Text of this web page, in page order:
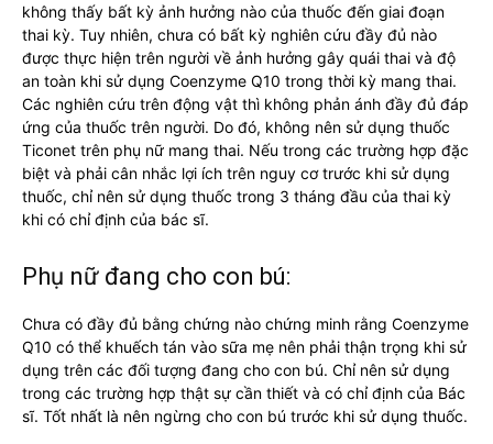
không thấy bất kỳ ảnh hưởng nào của thuốc đến giai đoạn
thai kỳ. Tuy nhiên, chưa có bất kỳ nghiên cứu đầy đủ nào
được thực hiện trên người về ảnh hưởng gây quái thai và độ
an toàn khi sử dụng Coenzyme Q10 trong thời kỳ mang thai.
Các nghiên cứu trên động vật thì không phản ánh đầy đủ đáp
ứng của thuốc trên người. Do đó, không nên sử dụng thuốc
Ticonet trên phụ nữ mang thai. Nếu trong các trường hợp đặc
biệt và phải cân nhắc lợi ích trên nguy cơ trước khi sử dụng
thuốc, chỉ nên sử dụng thuốc trong 3 tháng đầu của thai kỳ
khi có chỉ định của bác sĩ.
Phụ nữ đang cho con bú:
Chưa có đầy đủ bằng chứng nào chứng minh rằng Coenzyme
Q10 có thể khuếch tán vào sữa mẹ nên phải thận trọng khi sử
dụng trên các đối tượng đang cho con bú. Chỉ nên sử dụng
trong các trường hợp thật sự cần thiết và có chỉ định của Bác
sĩ. Tốt nhất là nên ngừng cho con bú trước khi sử dụng thuốc.